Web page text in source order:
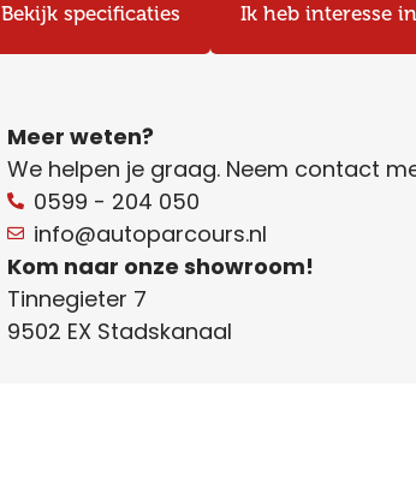
Bekijk specificaties Ik heb interesse
Meer weten?
We helpen je graag. Neem contact
0599 - 204 050
info@autoparcours.nl
Kom naar onze showroom!
Tinnegieter 7
9502 EX Stadskanaal